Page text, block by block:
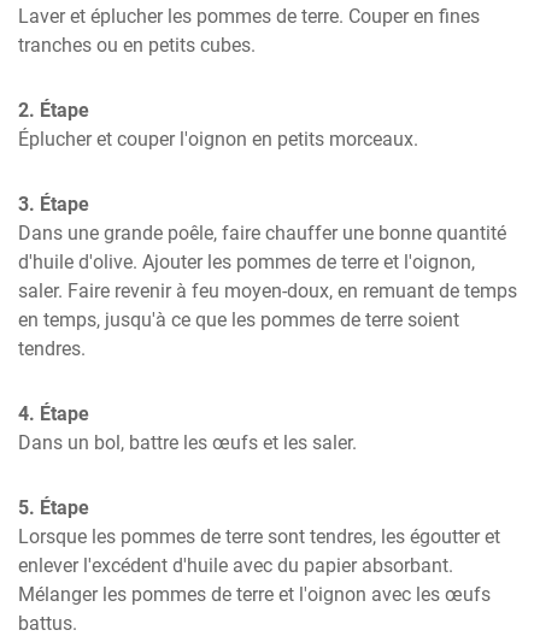
Laver et éplucher les pommes de terre. Couper en fines
tranches ou en petits cubes.
2. Étape
Éplucher et couper l'oignon en petits morceaux.
3. Étape
Dans une grande poêle, faire chauffer une bonne quantité
d'huile d'olive. Ajouter les pommes de terre et l'oignon,
saler. Faire revenir à feu moyen-doux, en remuant de temps
en temps, jusqu'à ce que les pommes de terre soient
tendres.
4. Étape
Dans un bol, battre les œufs et les saler.
5. Étape
Lorsque les pommes de terre sont tendres, les égoutter et
enlever l'excédent d'huile avec du papier absorbant.
Mélanger les pommes de terre et l'oignon avec les œufs
battus.